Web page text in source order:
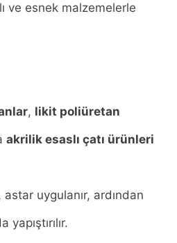
ve esnek malzemelerle
, likit poliüretan
akrilik esaslı çatı ürünleri
uygulanır, ardından